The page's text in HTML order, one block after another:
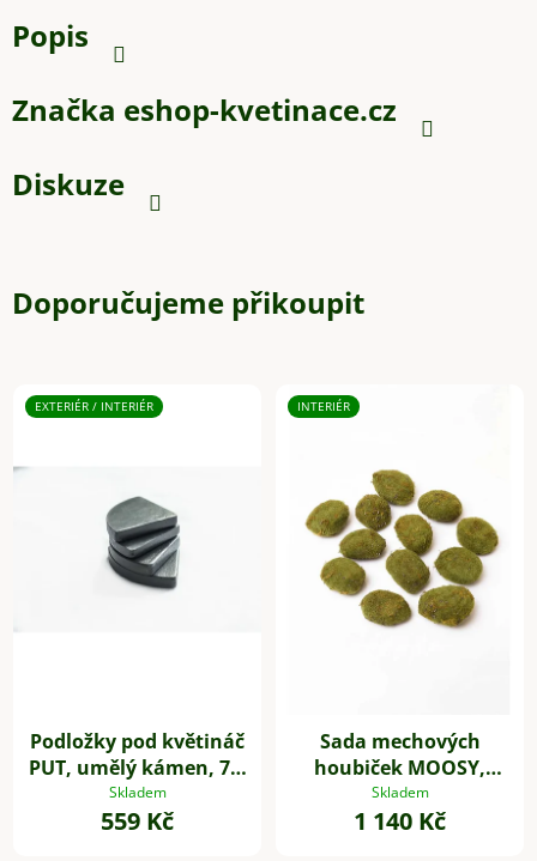
Popis
Značka eshop-kvetinace.cz
Diskuze
Doporučujeme přikoupit
EXTERIÉR / INTERIÉR
Podložky pod květináč
PUT, umělý kámen, 7 x
7 cm, 4-set, šedé
Skladem
559 Kč
INTERIÉR
Sada mechových
houbiček MOOSY,
plast, zelená
Skladem
1 140 Kč